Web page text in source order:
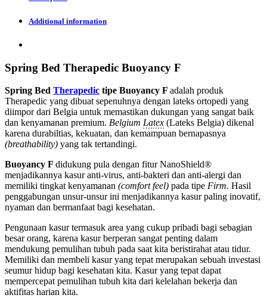
Additional information
Spring Bed Therapedic Buoyancy F
Spring Bed Therapedic tipe Buoyancy F adalah produk
Therapedic yang dibuat sepenuhnya dengan lateks ortopedi yang
diimpor dari Belgia untuk memastikan dukungan yang sangat baik
dan kenyamanan premium. Belgium Latex (Lateks Belgia) dikenal
karena durabiltias, kekuatan, dan kemampuan bernapasnya
(breathability) yang tak tertandingi.
Buoyancy F didukung pula dengan fitur NanoShield®
menjadikannya kasur anti-virus, anti-bakteri dan anti-alergi dan
memiliki tingkat kenyamanan (comfort feel) pada tipe Firm. Hasil
penggabungan unsur-unsur ini menjadikannya kasur paling inovatif,
nyaman dan bermanfaat bagi kesehatan.
Pengunaan kasur termasuk area yang cukup pribadi bagi sebagian
besar orang, karena kasur berperan sangat penting dalam
mendukung pemulihan tubuh pada saat kita beristirahat atau tidur.
Memiliki dan membeli kasur yang tepat merupakan sebuah investasi
seumur hidup bagi kesehatan kita. Kasur yang tepat dapat
mempercepat pemulihan tubuh kita dari kelelahan bekerja dan
aktifitas harian kita.